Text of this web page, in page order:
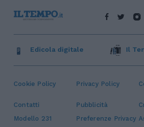
Cookie Policy Privacy Policy
Contatti Pubblicità
Modello 231
Preferenze Privacy
Edicola digitale Il